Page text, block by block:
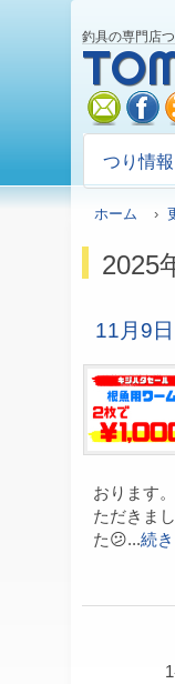
釣具の専門店
mail
つり情報
ホーム ›
2025
11月9
おります
ただきま
た😕...続